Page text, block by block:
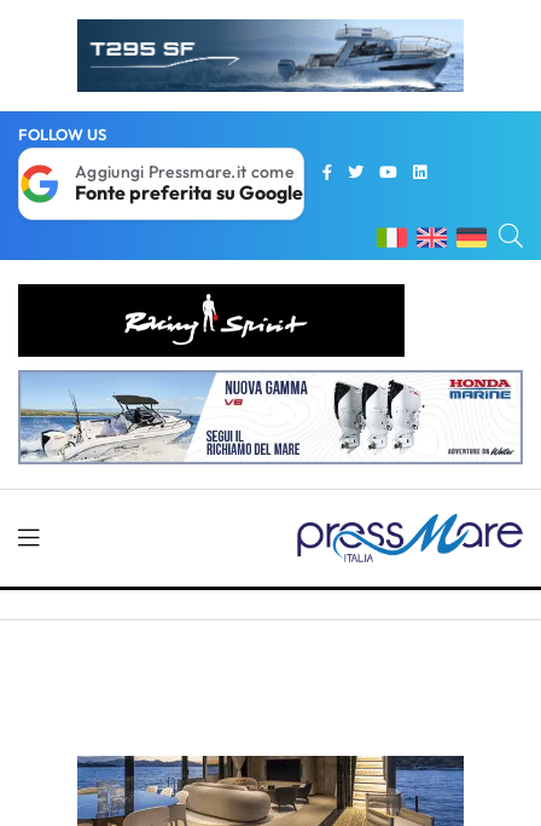
FOLLOW US
Aggiungi Pressmare.it come
Fonte preferita su Google